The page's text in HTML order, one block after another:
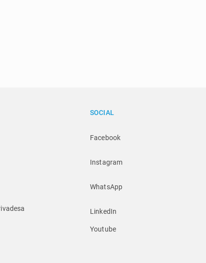
SOCIAL
Facebook
Instagram
WhatsApp
LinkedIn
Youtube